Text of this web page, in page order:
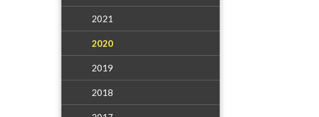
2021
2020
2019
2018